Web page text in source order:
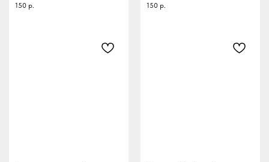
150 р. 150 р.